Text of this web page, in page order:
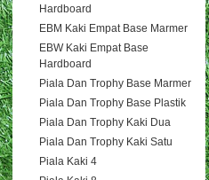
Hardboard
EBM Kaki Empat Base Marmer
EBW Kaki Empat Base
Hardboard
Piala Dan Trophy Base Marmer
Piala Dan Trophy Base Plastik
Piala Dan Trophy Kaki Dua
Piala Dan Trophy Kaki Satu
Piala Kaki 4